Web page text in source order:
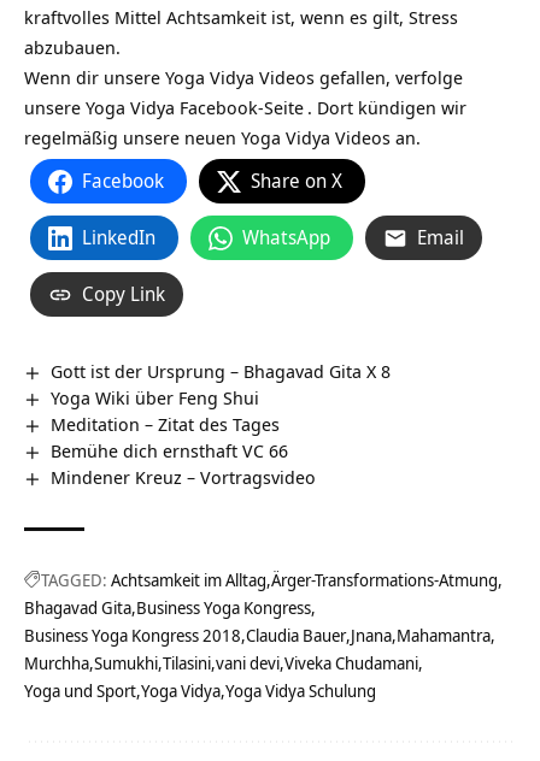
kraftvolles Mittel Achtsamkeit ist, wenn es gilt, Stress
abzubauen.
Wenn dir unsere Yoga Vidya Videos gefallen, verfolge
unsere Yoga Vidya Facebook-Seite . Dort kündigen wir
regelmäßig unsere neuen Yoga Vidya Videos an.
Facebook Share on X
LinkedIn WhatsApp Email
Copy Link
Gott ist der Ursprung – Bhagavad Gita X 8
Yoga Wiki über Feng Shui
Meditation – Zitat des Tages
Bemühe dich ernsthaft VC 66
Mindener Kreuz‏‎ – Vortragsvideo
TAGGED: Achtsamkeit im Alltag Ärger-Transformations-Atmung
Bhagavad Gita Business Yoga Kongress
Business Yoga Kongress 2018 Claudia Bauer Jnana Mahamantra
Murchha Sumukhi Tilasini vani devi Viveka Chudamani
Yoga und Sport Yoga Vidya Yoga Vidya Schulung